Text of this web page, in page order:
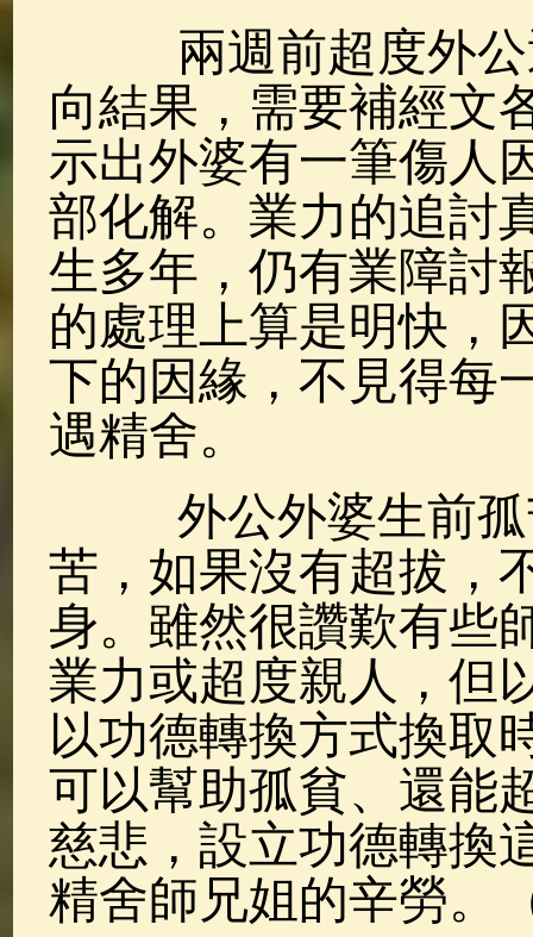
兩週前超度外公
向結果，需要補經文
示出外婆有一筆傷人
部化解。業力的追討
生多年，仍有業障討
的處理上算是明快，
下的因緣，不見得每
遇精舍。
外公外婆生前孤
苦，如果沒有超拔，
身。雖然很讚歎有些
業力或超度親人，但
以功德轉換方式換取
可以幫助孤貧、還能
慈悲，設立功德轉換
精舍師兄姐的辛勞。